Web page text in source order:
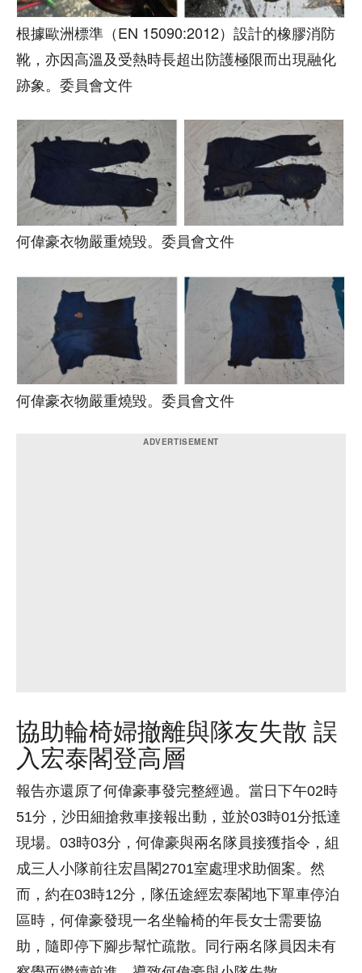
根據歐洲標準（EN 15090:2012）設計的橡膠消防
靴，亦因高溫及受熱時長超出防護極限而出現融化
跡象。委員會文件
何偉豪衣物嚴重燒毀。委員會文件
何偉豪衣物嚴重燒毀。委員會文件
協助輪椅婦撤離與隊友失散 誤
入宏泰閣登高層
報告亦還原了何偉豪事發完整經過。當日下午02時
51分，沙田細搶救車接報出動，並於03時01分抵達
現場。03時03分，何偉豪與兩名隊員接獲指令，組
成三人小隊前往宏昌閣2701室處理求助個案。然
而，約在03時12分，隊伍途經宏泰閣地下單車停泊
區時，何偉豪發現一名坐輪椅的年長女士需要協
助，隨即停下腳步幫忙疏散。同行兩名隊員因未有